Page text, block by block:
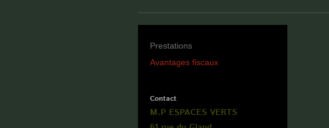
Prestations
Avantages fiscaux
Contact
M.P ESPACES VERTS